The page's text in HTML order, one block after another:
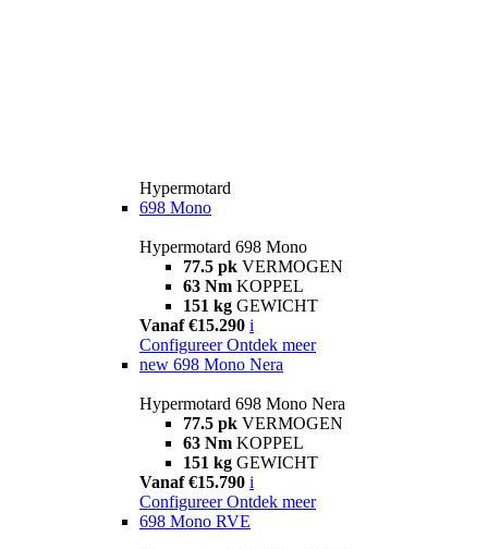
Hypermotard
698 Mono
Hypermotard 698 Mono
77.5 pk VERMOGEN
63 Nm KOPPEL
151 kg GEWICHT
Vanaf €15.290 i
Configureer Ontdek meer
new 698 Mono Nera
Hypermotard 698 Mono Nera
77.5 pk VERMOGEN
63 Nm KOPPEL
151 kg GEWICHT
Vanaf €15.790 i
Configureer Ontdek meer
698 Mono RVE